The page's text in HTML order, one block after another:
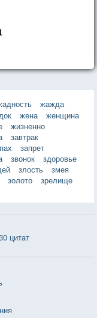
жажда
жена
женщина
жизненно
завтрак
запрет
звонок
здоровье
злость
змея
золото
зрелище
цитат